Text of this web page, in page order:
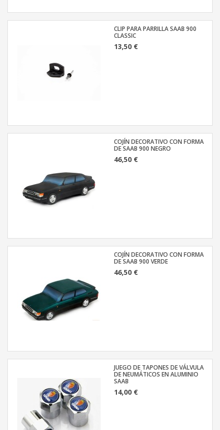
CLIP PARA PARRILLA SAAB 900
CLASSIC
13,50 €
COJÍN DECORATIVO CON FORMA
DE SAAB 900 NEGRO
46,50 €
COJÍN DECORATIVO CON FORMA
DE SAAB 900 VERDE
46,50 €
JUEGO DE TAPONES DE VÁLVULA
DE NEUMÁTICOS EN ALUMINIO
SAAB
14,00 €